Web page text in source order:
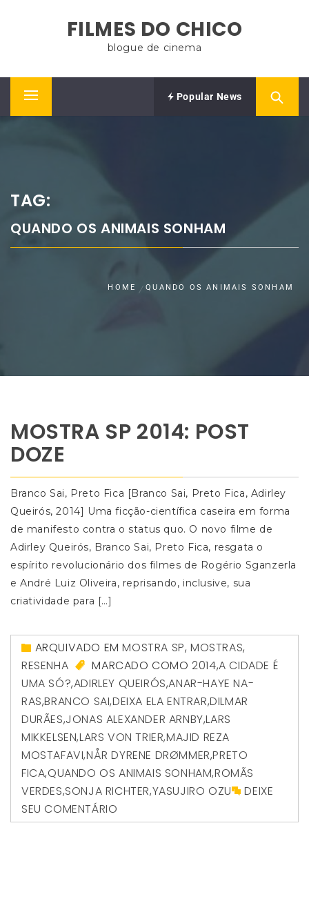
FILMES DO CHICO
blogue de cinema
Primary
Popular News
TAG:
QUANDO OS ANIMAIS SONHAM
HOME QUANDO OS ANIMAIS SONHAM
MOSTRA SP 2014: POST
DOZE
Branco Sai, Preto Fica [Branco Sai, Preto Fica, Adirley
Queirós, 2014] Uma ficção-científica caseira em forma
de manifesto contra o status quo. O novo filme de
Adirley Queirós, Branco Sai, Preto Fica, resgata o
espírito revolucionário dos filmes de Rogério Sganzerla
e André Luiz Oliveira, reprisando, inclusive, sua
criatividade para […]
ARQUIVADO EMMOSTRA SP,MOSTRAS,
RESENHA
MARCADO COMO2014,A CIDADE É
UMA SÓ?,ADIRLEY QUEIRÓS,ANAR-HAYE NA-
RAS,BRANCO SAI,DEIXA ELA ENTRAR,DILMAR
DURÃES,JONAS ALEXANDER ARNBY,LARS
MIKKELSEN,LARS VON TRIER,MAJID REZA
MOSTAFAVI,NÅR DYRENE DRØMMER,PRETO
FICA,QUANDO OS ANIMAIS SONHAM,ROMÃS
VERDES,SONJA RICHTER,YASUJIRO OZU
DEIXE
SEU COMENTÁRIO